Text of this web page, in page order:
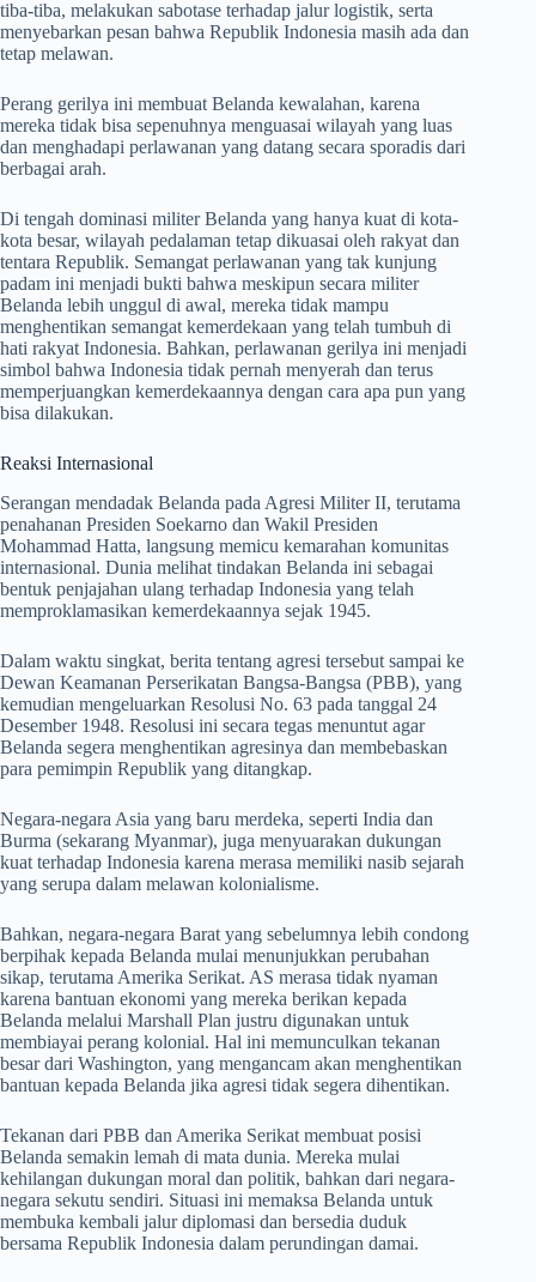
tiba-tiba, melakukan sabotase terhadap jalur logistik, serta
menyebarkan pesan bahwa Republik Indonesia masih ada dan
tetap melawan.
Perang gerilya ini membuat Belanda kewalahan, karena
mereka tidak bisa sepenuhnya menguasai wilayah yang luas
dan menghadapi perlawanan yang datang secara sporadis dari
berbagai arah.
Di tengah dominasi militer Belanda yang hanya kuat di kota-
kota besar, wilayah pedalaman tetap dikuasai oleh rakyat dan
tentara Republik. Semangat perlawanan yang tak kunjung
padam ini menjadi bukti bahwa meskipun secara militer
Belanda lebih unggul di awal, mereka tidak mampu
menghentikan semangat kemerdekaan yang telah tumbuh di
hati rakyat Indonesia. Bahkan, perlawanan gerilya ini menjadi
simbol bahwa Indonesia tidak pernah menyerah dan terus
memperjuangkan kemerdekaannya dengan cara apa pun yang
bisa dilakukan.
Reaksi Internasional
Serangan mendadak Belanda pada Agresi Militer II, terutama
penahanan Presiden Soekarno dan Wakil Presiden
Mohammad Hatta, langsung memicu kemarahan komunitas
internasional. Dunia melihat tindakan Belanda ini sebagai
bentuk penjajahan ulang terhadap Indonesia yang telah
memproklamasikan kemerdekaannya sejak 1945.
Dalam waktu singkat, berita tentang agresi tersebut sampai ke
Dewan Keamanan Perserikatan Bangsa-Bangsa (PBB), yang
kemudian mengeluarkan Resolusi No. 63 pada tanggal 24
Desember 1948. Resolusi ini secara tegas menuntut agar
Belanda segera menghentikan agresinya dan membebaskan
para pemimpin Republik yang ditangkap.
Negara-negara Asia yang baru merdeka, seperti India dan
Burma (sekarang Myanmar), juga menyuarakan dukungan
kuat terhadap Indonesia karena merasa memiliki nasib sejarah
yang serupa dalam melawan kolonialisme.
Bahkan, negara-negara Barat yang sebelumnya lebih condong
berpihak kepada Belanda mulai menunjukkan perubahan
sikap, terutama Amerika Serikat. AS merasa tidak nyaman
karena bantuan ekonomi yang mereka berikan kepada
Belanda melalui Marshall Plan justru digunakan untuk
membiayai perang kolonial. Hal ini memunculkan tekanan
besar dari Washington, yang mengancam akan menghentikan
bantuan kepada Belanda jika agresi tidak segera dihentikan.
Tekanan dari PBB dan Amerika Serikat membuat posisi
Belanda semakin lemah di mata dunia. Mereka mulai
kehilangan dukungan moral dan politik, bahkan dari negara-
negara sekutu sendiri. Situasi ini memaksa Belanda untuk
membuka kembali jalur diplomasi dan bersedia duduk
bersama Republik Indonesia dalam perundingan damai.